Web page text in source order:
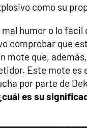
como su
mal humor o lo
comprobar que
mote que,
Este mote es
por parte de
es su